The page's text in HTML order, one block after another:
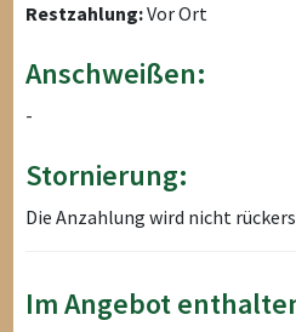
Restzahlung:Vor Ort
Anschweißen:
-
Stornierung:
Die Anzahlung wird nicht
Im Angebot